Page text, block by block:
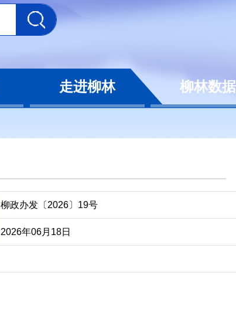
走进柳林 柳林数据
柳政办发〔2026〕19号
2026年06月18日